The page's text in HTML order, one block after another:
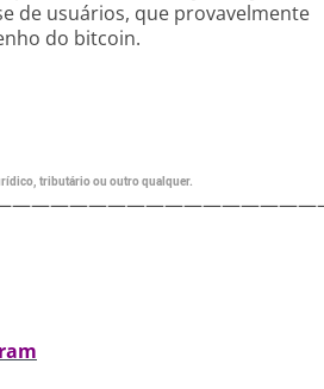
de usuários, que provavelmente
do bitcoin.
tributário ou outro qualquer.